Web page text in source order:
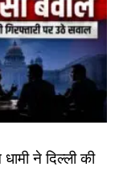
ने दिल्ली की